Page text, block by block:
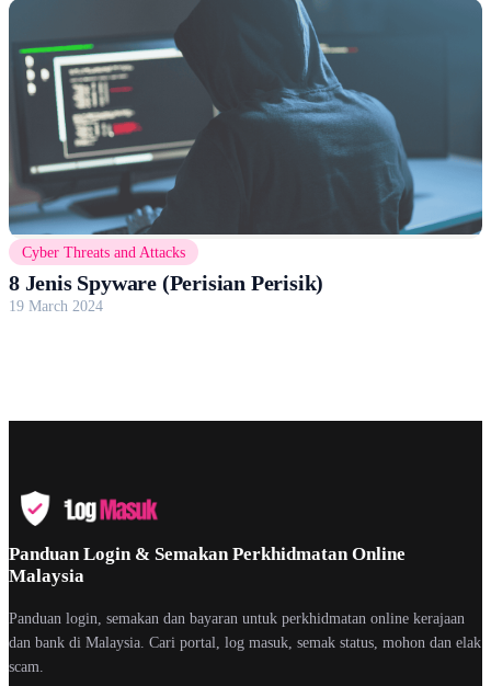
Cyber Threats and Attacks
8 Jenis Spyware (Perisian Perisik)
19 March 2024
Panduan Login & Semakan Perkhidmatan Online
Malaysia
Panduan login, semakan dan bayaran untuk perkhidmatan online kerajaan
dan bank di Malaysia. Cari portal, log masuk, semak status, mohon dan elak
scam.